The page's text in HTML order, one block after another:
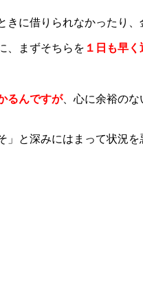
に借りられなかったり
、まずそちらを １日も早く
るんですが、心に余裕の
と深みにはまって状況を